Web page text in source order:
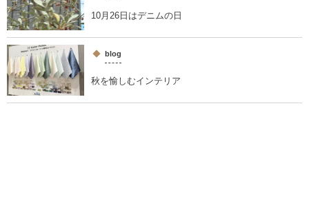
10月26日はデニムの日
blog
秋を愉しむインテリア